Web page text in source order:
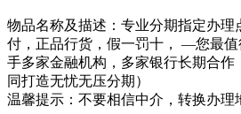
物品名称及描述：专业分期指定办理
付，正品行货，假一罚十， —您最
手多家金融机构，多家银行长期合作
同打造无忧无压分期）
温馨提示：不要相信中介，转换办理